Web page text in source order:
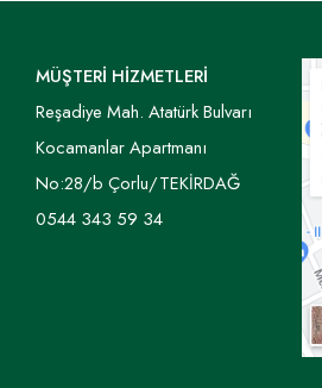
MÜŞTERİ HİZMETLERİ
Reşadiye Mah. Atatürk Bulvarı
Kocamanlar Apartmanı
No:28/b Çorlu/TEKİRDAĞ
0544 343 59 34